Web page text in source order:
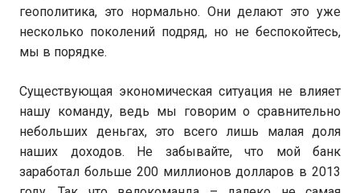
геополитика, это нормально. Они делают это уже
несколько поколений подряд, но не беспокойтесь,
мы в порядке.
Существующая экономическая ситуация не влияет
нашу команду, ведь мы говорим о сравнительно
небольших деньгах, это всего лишь малая доля
наших доходов. Не забывайте, что мой банк
заработал больше 200 миллионов долларов в 2013